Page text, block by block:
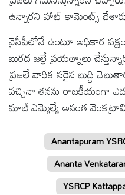
కెరీర్ &
ఉద్యోగాలు
లైవ్
టీవి
వ్యవసాయం
వీడియోలు
ఉన్నారని హాట్‌ కామెంట్స్‌
వైసీపీలోనే ఉంటూ అధికార
బురద జల్లే ప్రయత్నాలు
ప్రజలే వారిక సరైన బుద్ధి
వచ్చినా తనను రాజకీయంగా
మాజీ ఎమ్మెల్యే అనంత
Anantapuram
Ananta
YSRCP